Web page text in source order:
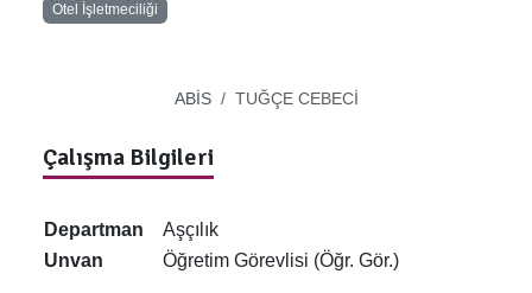
Otel İşletmeciliği
ABİS TUĞÇE CEBECİ
Çalışma Bilgileri
Departman
Aşçılık
Unvan
Öğretim Görevlisi (Öğr. Gör.)